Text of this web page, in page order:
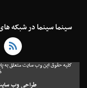
سینما سینما در شبکه
کلیه حقوق این وب سایت متعلق به
طراحی وب